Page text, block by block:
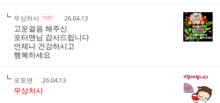
작
성
자
무상처사작
성
자
본
인
여
부
작
성
자
작
성
시
간
26.04.13
고운걸음 해주신
포터맨님 감사드립니다
언제나 건강하시고
행복하세요
작
성
자
포토맨
작
성
시
26.04.13
무상처사